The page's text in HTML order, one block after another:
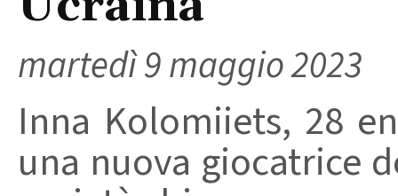
martedì 9 maggio 2023
Inna Kolomiiets, 28
una nuova giocatrice